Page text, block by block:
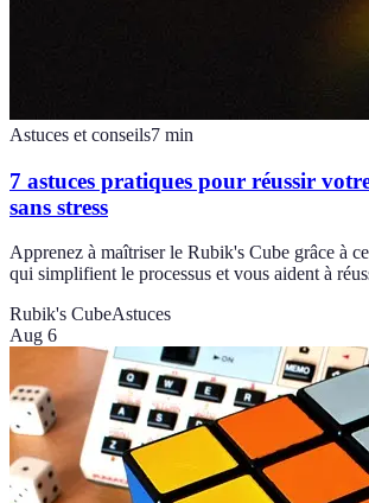
Astuces et conseils7 min
7 astuces pratiques pour réussir
sans stress
Apprenez à maîtriser le Rubik's Cube grâce à
qui simplifient le processus et vous aident à
Rubik's CubeAstuces
Aug 6